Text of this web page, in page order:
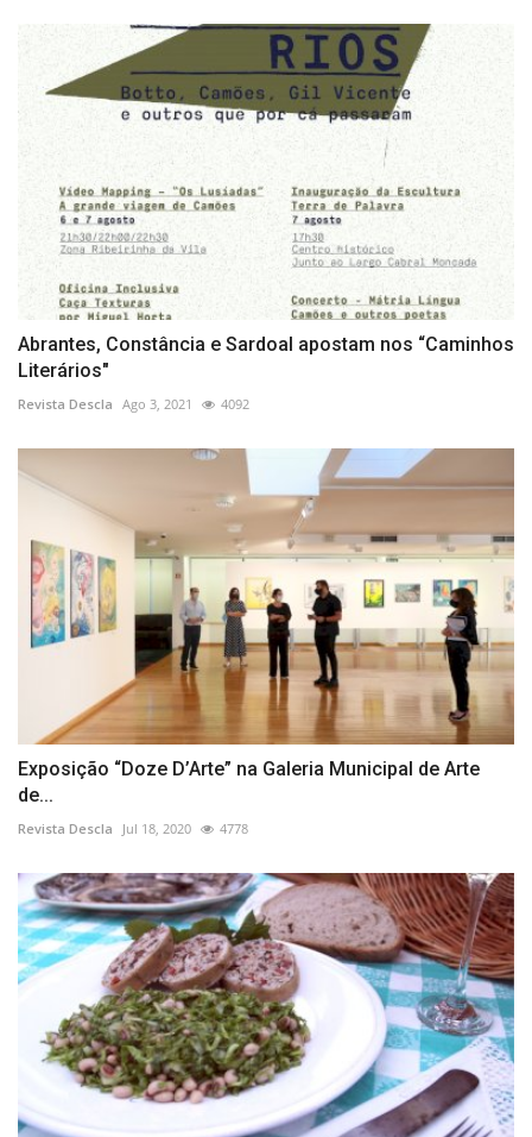
Abrantes, Constância e Sardoal apostam nos “Caminhos
Literários"
Revista Descla Ago 3, 2021 4092
Exposição “Doze D’Arte” na Galeria Municipal de Arte
de...
Revista Descla Jul 18, 2020 4778